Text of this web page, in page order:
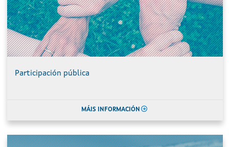
Participación pública
MÁIS INFORMACIÓN